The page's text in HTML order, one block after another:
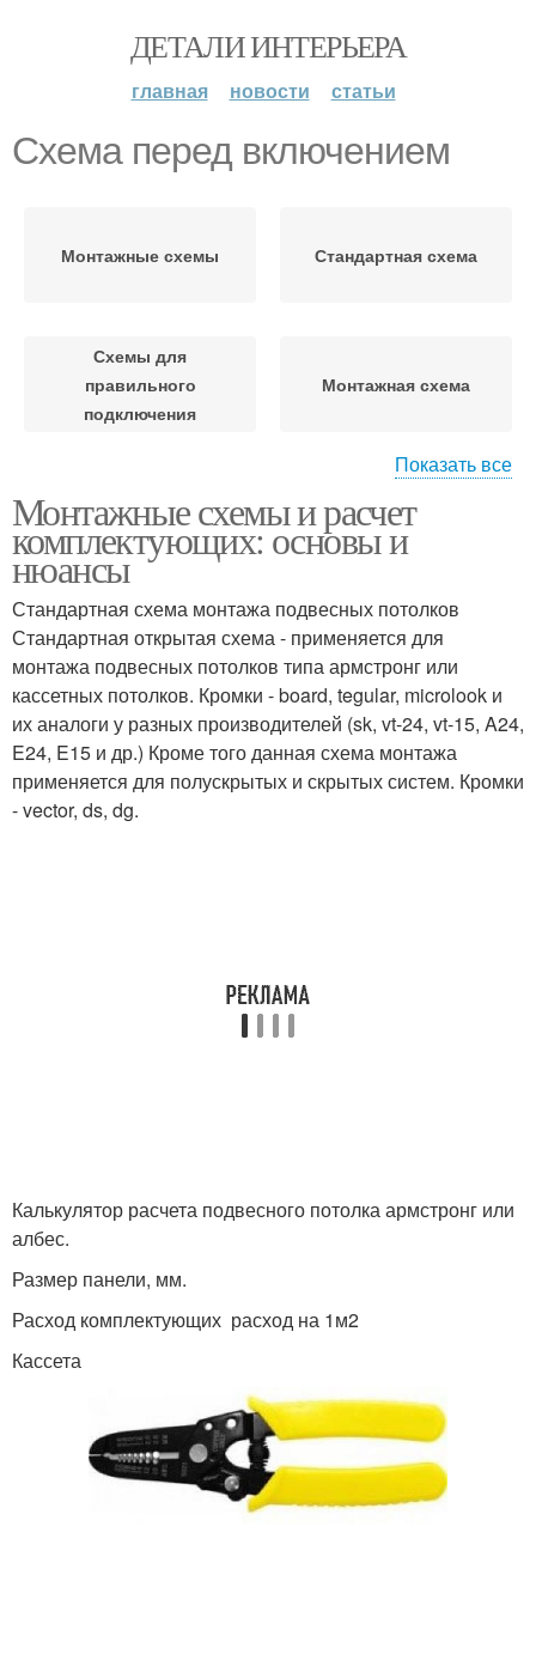
ДЕТАЛИ ИНТЕРЬЕРА
главная новости статьи
Схема перед включением
Монтажные схемы Стандартная схема
Схемы для
правильного
подключения
Монтажная схема
дальнейшего
использования
Графические схемы
Показать все
Монтажные схемы и расчет
комплектующих: основы и
нюансы
Стандартная схема монтажа подвесных потолков
Стандартная открытая схема - применяется для
монтажа подвесных потолков типа армстронг или
кассетных потолков. Кромки - board, tegular, microlook и
их аналоги у разных производителей (sk, vt-24, vt-15, A24,
E24, E15 и др.) Кроме того данная схема монтажа
применяется для полускрытых и скрытых систем. Кромки
- vector, ds, dg.
Калькулятор расчета подвесного потолка армстронг или
албес.
Размер панели, мм.
Расход комплектующих расход на 1м2
Кассета